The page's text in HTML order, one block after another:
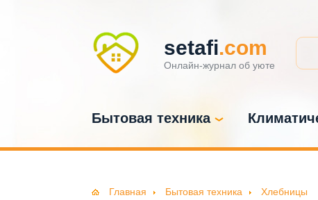
setafi.com
Онлайн-журнал об уюте
Бытовая техника
Главная Бытовая техника Хлебницы